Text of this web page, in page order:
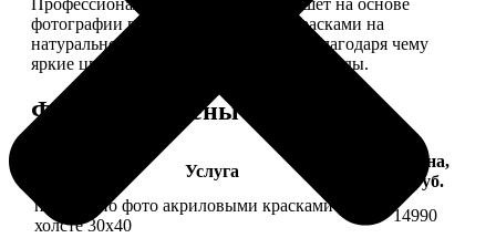
Профессиональный художник напишет на основе
фотографии портрет акриловыми красками на
натуральном холсте. Покроет лаком, благодаря чему
яркие цвета будут радовать вас долгие годы.
Форматы и цены
Услуга
Цена,
руб.
портрет по фото акриловыми красками на
холсте 30х40
14990